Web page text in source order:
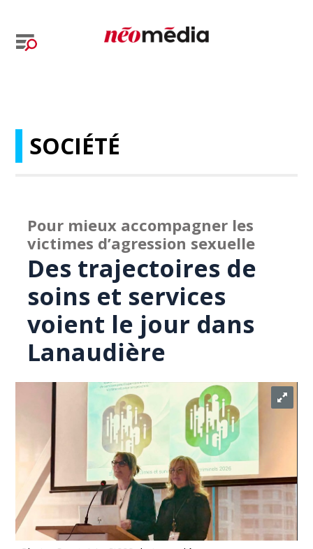
SOCIÉTÉ
Pour mieux accompagner les
victimes d’agression sexuelle
Des trajectoires de
soins et services
voient le jour dans
Lanaudière